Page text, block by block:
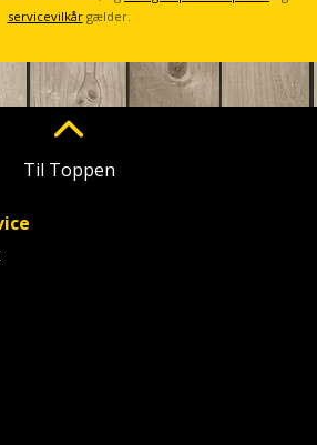
servicevilkårgælder.
Til Toppen